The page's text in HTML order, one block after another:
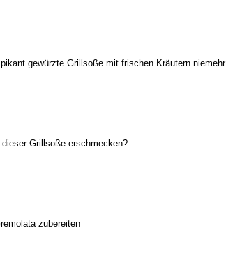
gewürzte Grillsoße mit frischen Kräutern niemehr
Grillsoße erschmecken?
zubereiten